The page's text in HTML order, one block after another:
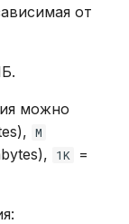
от
можно
M
1K
=